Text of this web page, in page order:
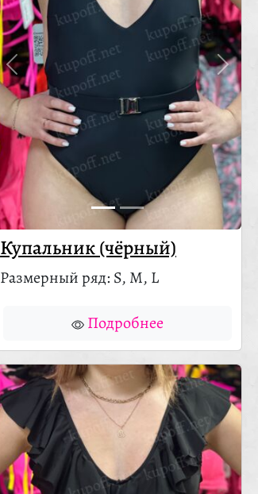
Купальник (чёрный)
Размерный ряд: S, M, L
Подробнее